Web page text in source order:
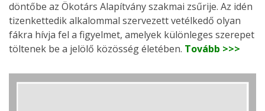
döntőbe az Ökotárs Alapítvány szakmai zsűrije. Az idén
tizenkettedik alkalommal szervezett vetélkedő olyan
fákra hívja fel a figyelmet, amelyek különleges szerepet
töltenek be a jelölő közösség életében. Tovább >>>